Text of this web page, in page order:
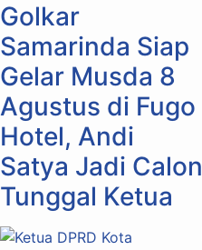
Golkar
Samarinda Siap
Gelar Musda 8
Agustus di Fugo
Hotel, Andi
Satya Jadi Calon
Tunggal Ketua